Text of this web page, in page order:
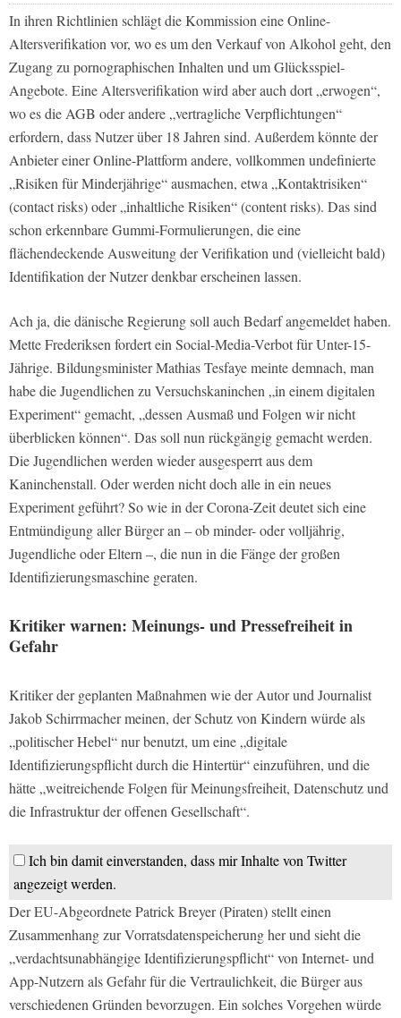
In ihren Richtlinien schlägt die Kommission eine Online-
Altersverifikation vor, wo es um den Verkauf von Alkohol geht, den
Zugang zu pornographischen Inhalten und um Glücksspiel-
Angebote. Eine Altersverifikation wird aber auch dort „erwogen“,
wo es die AGB oder andere „vertragliche Verpflichtungen“
erfordern, dass Nutzer über 18 Jahren sind. Außerdem könnte der
Anbieter einer Online-Plattform andere, vollkommen undefinierte
„Risiken für Minderjährige“ ausmachen, etwa „Kontaktrisiken“
(contact risks) oder „inhaltliche Risiken“ (content risks). Das sind
schon erkennbare Gummi-Formulierungen, die eine
flächendeckende Ausweitung der Verifikation und (vielleicht bald)
Identifikation der Nutzer denkbar erscheinen lassen.
Ach ja, die dänische Regierung soll auch Bedarf angemeldet haben.
Mette Frederiksen fordert ein Social-Media-Verbot für Unter-15-
Jährige. Bildungsminister Mathias Tesfaye meinte demnach, man
habe die Jugendlichen zu Versuchskaninchen „in einem digitalen
Experiment“ gemacht, „dessen Ausmaß und Folgen wir nicht
überblicken können“. Das soll nun rückgängig gemacht werden.
Die Jugendlichen werden wieder ausgesperrt aus dem
Kaninchenstall. Oder werden nicht doch alle in ein neues
Experiment geführt? So wie in der Corona-Zeit deutet sich eine
Entmündigung aller Bürger an – ob minder- oder volljährig,
Jugendliche oder Eltern –, die nun in die Fänge der großen
Identifizierungsmaschine geraten.
Kritiker warnen: Meinungs- und Pressefreiheit in
Gefahr
Kritiker der geplanten Maßnahmen wie der Autor und Journalist
Jakob Schirrmacher meinen, der Schutz von Kindern würde als
„politischer Hebel“ nur benutzt, um eine „digitale
Identifizierungspflicht durch die Hintertür“ einzuführen, und die
hätte „weitreichende Folgen für Meinungsfreiheit, Datenschutz und
die Infrastruktur der offenen Gesellschaft“.
Ich bin damit einverstanden, dass mir Inhalte von Twitter
angezeigt werden.
Der EU-Abgeordnete Patrick Breyer (Piraten) stellt einen
Zusammenhang zur Vorratsdatenspeicherung her und sieht die
„verdachtsunabhängige Identifizierungspflicht“ von Internet- und
App-Nutzern als Gefahr für die Vertraulichkeit, die Bürger aus
verschiedenen Gründen bevorzugen. Ein solches Vorgehen würde